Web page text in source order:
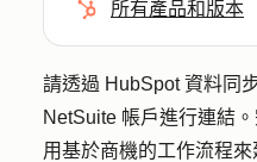
所有產品和版本
請透過 HubSpot 資料同
NetSuite 帳戶進行連結
用基於商機的工作流程